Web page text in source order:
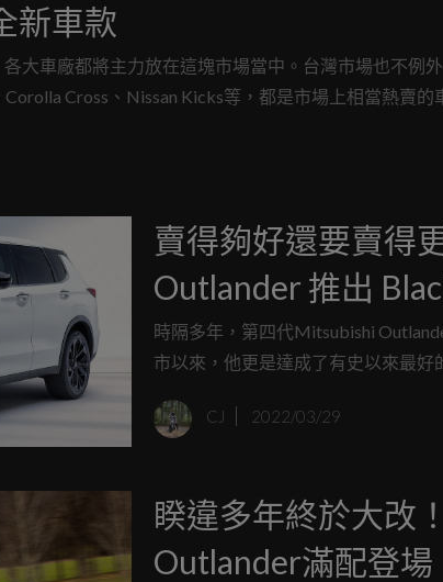
新車款
大車廠都將主力放在這塊市場當中。台灣市場也不例
Cross、Nissan Kicks等，都是市場上相當熱賣
賣得夠好還要賣得
Outlander 推出
時隔多年，第四代Mitsubishi
市以來，他更是達成了有史以來最好
廣在美國的銷售成績！
CJ 2022/03/29
睽違多年終於大改
Outlander滿配登場